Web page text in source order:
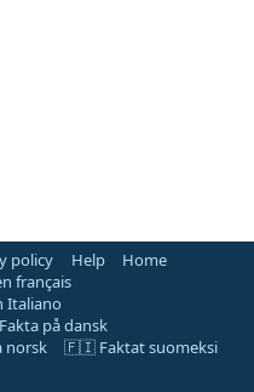
policy Help
Home
français
på dansk
🇫🇮 Faktat suomeksi